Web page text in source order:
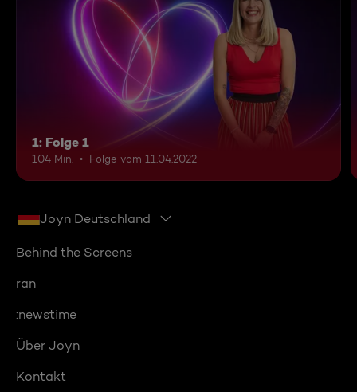
1: Folge 1
104 Min. Folge vom 11.04.2022
Joyn Deutschland
Behind the Screens
ran
:newstime
Über Joyn
Kontakt